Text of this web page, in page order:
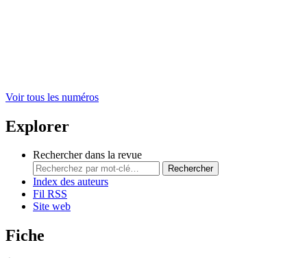
Voir tous les numéros
Explorer
Rechercher dans la revue
Rechercher
Index des auteurs
Fil RSS
Site web
Fiche